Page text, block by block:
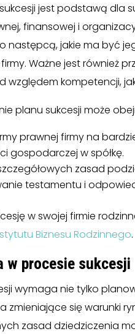
jest podstawą dla
finansowej i
następcą, jakie ma być
Ważne jest również
względem kompetencji,
planu sukcesji może
prawnej firmy na
gospodarczej w spółkę.
zasad
testamentu i
w swojej firmie
Biznesu Rodzinnego.
w procesie sukcesji
wymaga nie tylko
zmieniające się warunki
zasad dziedziczenia